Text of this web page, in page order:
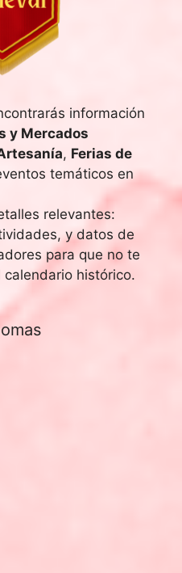
información
y Mercados
, Ferias de
temáticos en
relevantes:
y datos de
para que no te
histórico.